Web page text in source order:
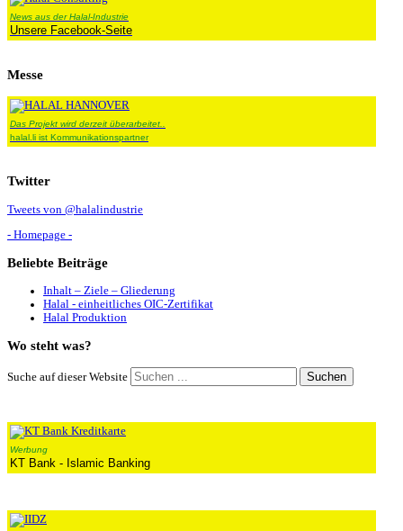
News aus der Halal-Industrie
Unsere Facebook-Seite
Messe
Das Projekt wird derzeit überarbeitet..
halal.li ist Kommunikationspartner
Twitter
Tweets von @halalindustrie
- Homepage -
Beliebte Beiträge
Inhalt – Ziele – Gliederung
Halal - einheitliches OIC-Zertifikat
Halal Produktion
Wo steht was?
Suche auf dieser Website Suchen
Werbung
KT Bank - Islamic Banking